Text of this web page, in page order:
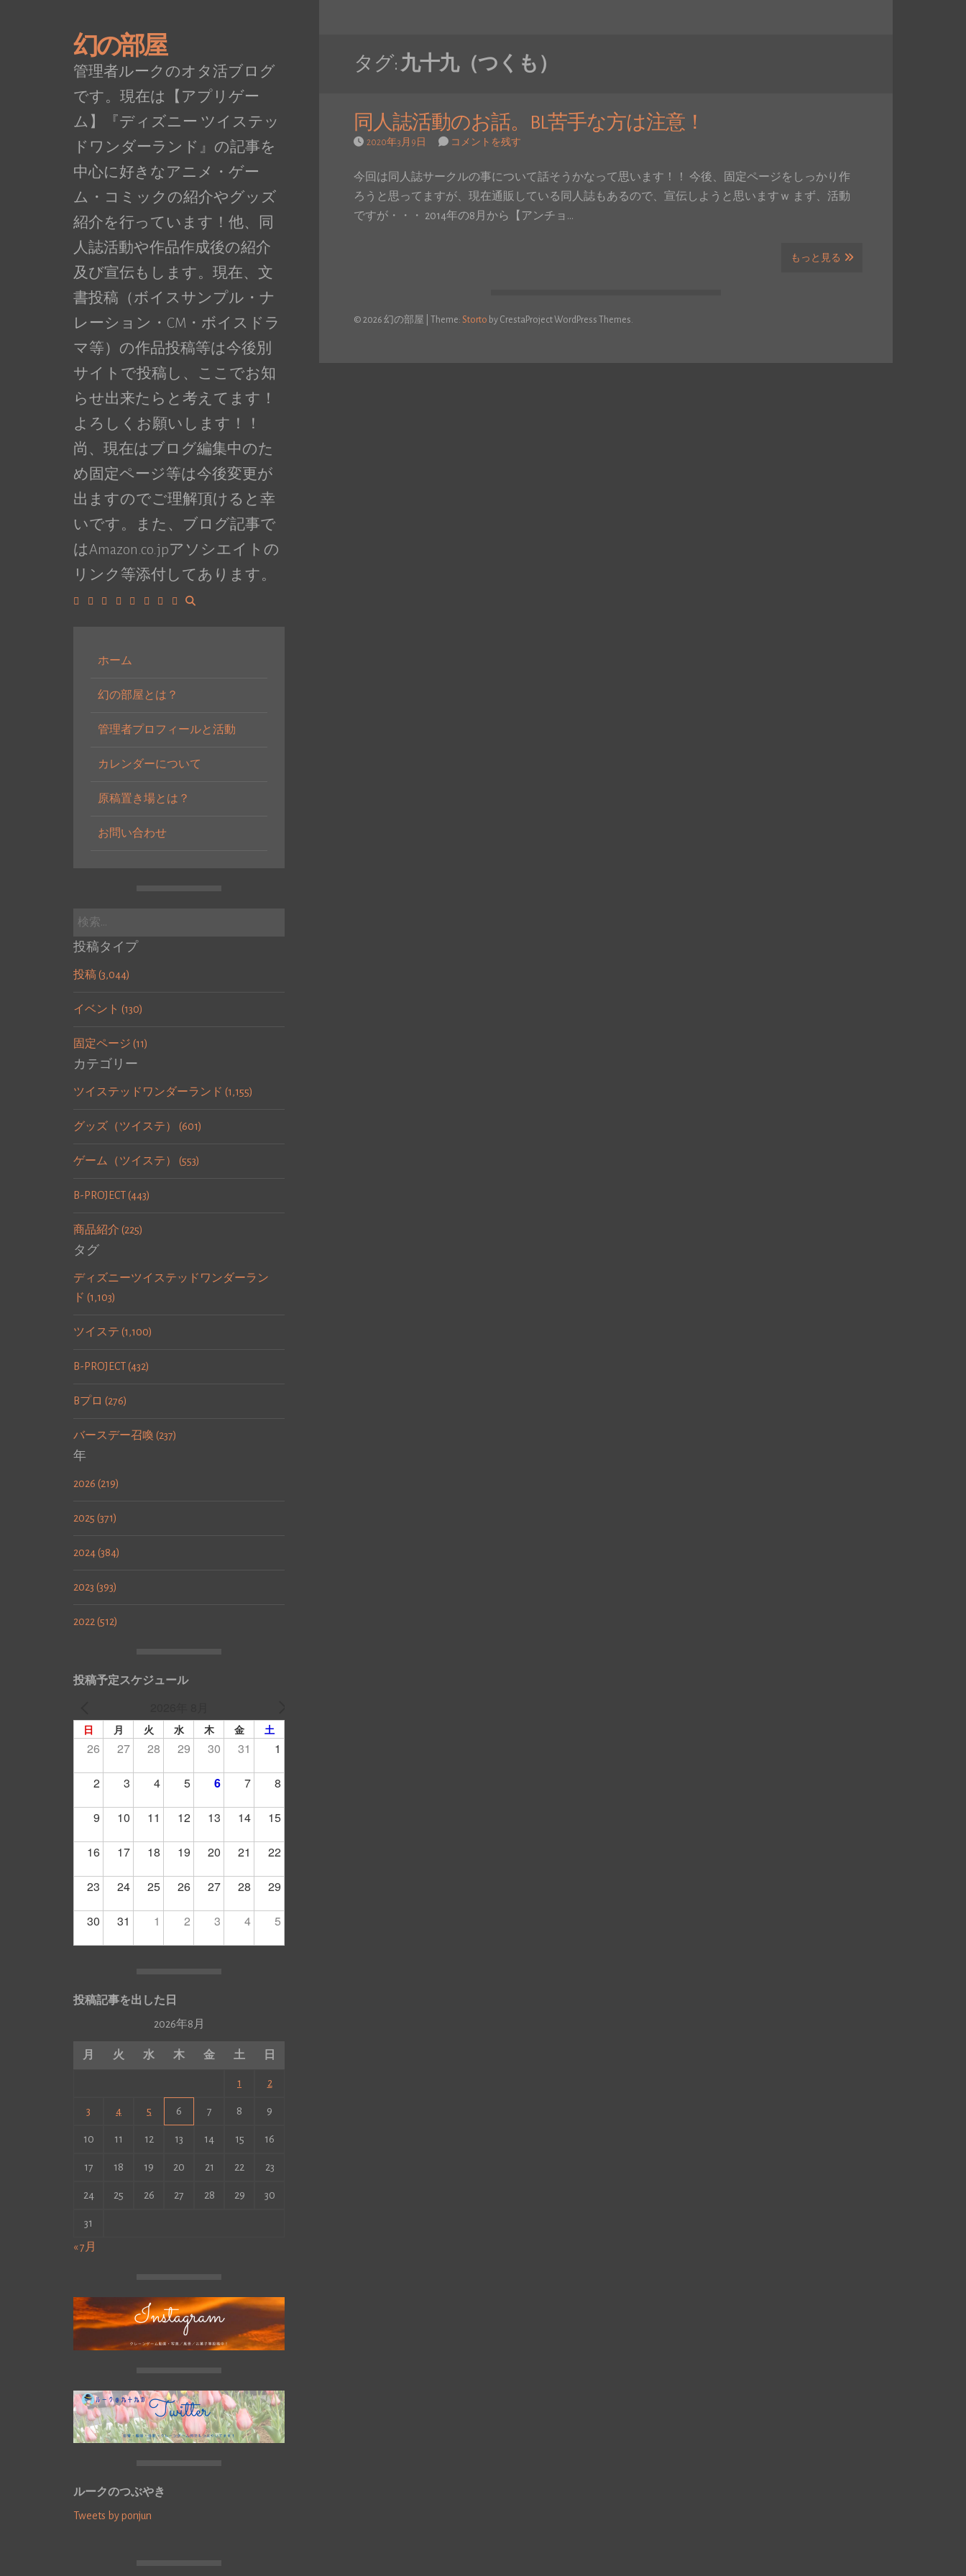
幻の部屋
管理者ルークのオタ活ブログ
です。現在は【アプリゲー
ム】『ディズニー ツイステッ
ドワンダーランド』の記事を
中心に好きなアニメ・ゲー
ム・コミックの紹介やグッズ
紹介を行っています！他、同
人誌活動や作品作成後の紹介
及び宣伝もします。現在、文
書投稿（ボイスサンプル・ナ
レーション・CM・ボイスドラ
マ等）の作品投稿等は今後別
サイトで投稿し、ここでお知
らせ出来たらと考えてます！
よろしくお願いします！！
尚、現在はブログ編集中のた
め固定ページ等は今後変更が
出ますのでご理解頂けると幸
いです。また、ブログ記事で
はAmazon.co.jpアソシエイトの
リンク等添付してあります。
ホーム
幻の部屋とは？
管理者プロフィールと活動
カレンダーについて
原稿置き場とは？
お問い合わせ
検
投稿タイプ
投稿 (3,044)
イベント (130)
固定ページ (11)
カテゴリー
ツイステッドワンダーランド (1,155)
グッズ（ツイステ） (601)
ゲーム（ツイステ） (553)
B-PROJECT (443)
商品紹介 (225)
タグ
ディズニーツイステッドワンダーラン
ド (1,103)
ツイステ (1,100)
B-PROJECT (432)
Bプロ (276)
バースデー召喚 (237)
年
2026 (219)
2025 (371)
2024 (384)
2023 (393)
2022 (512)
投稿予定スケジュール
日 月 火 水 木 金 土
26 27 28 29 30 31 1
2 3 4 5 6 7 8
9 10 11 12 13 14 15
16 17 18 19 20 21 22
23 24 25 26 27 28 29
30 31 1 2 3 4 5
投稿記事を出した日
2026年8月
月 火 水 木 金 土 日
1 2
3 4 5 6 7 8 9
10 11 12 13 14 15 16
17 18 19 20 21 22 23
24 25 26 27 28 29 30
31
« 7月
ルークのつぶやき
Tweets by ponjun
タグ: 九十九（つくも）
同人誌活動のお話。BL苦手な方は注意！
2020年3月9日 コメントを残す
今回は同人誌サークルの事について話そうかなって思います！！ 今後、固定ページをしっかり作
ろうと思ってますが、現在通販している同人誌もあるので、宣伝しようと思いますｗ まず、活動
ですが・・・ 2014年の8月から【アンチョ…
もっと見る
© 2026 幻の部屋 Theme: Storto by CrestaProject WordPress Themes.